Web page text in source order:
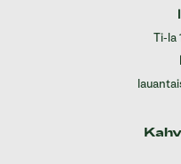
Ti-la